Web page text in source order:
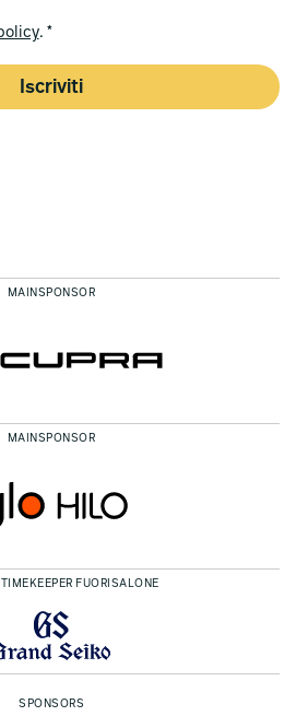
. *
Iscriviti
MAINSPONSOR
MAINSPONSOR
FUORISALONE
SPONSORS